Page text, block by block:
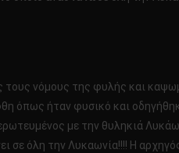
νόμους της φυλής και
όπως ήταν φυσικό και
με την θυληκιά
σε όλη την Λυκαωνία!!!! Η